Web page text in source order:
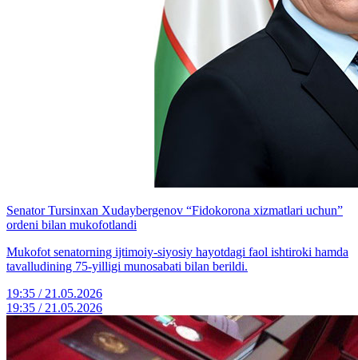
Senator Tursinxan Xudaybergenov “Fidokorona xizmatlari uchun”
ordeni bilan mukofotlandi
Mukofot senatorning ijtimoiy-siyosiy hayotdagi faol ishtiroki hamda
tavalludining 75-yilligi munosabati bilan berildi.
19:35 / 21.05.2026
19:35 / 21.05.2026